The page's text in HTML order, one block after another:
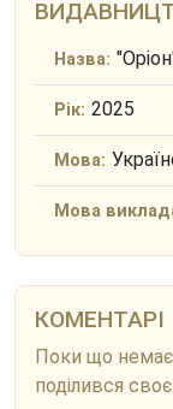
Назва:
Рік: 2025
Мова:
Мова
КОМЕНТАРІ
Поки що
поділився